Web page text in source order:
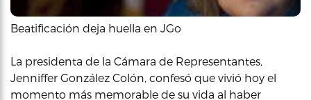
Beatificación deja huella en JGo
La presidenta de la Cámara de Representantes,
Jenniffer González Colón, confesó que vivió hoy el
momento más memorable de su vida al haber